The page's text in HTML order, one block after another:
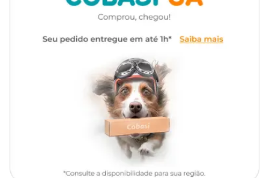
comprimidos
Tipo de Pet Cachorros, Gatos
Echinococcus granulosus, Echinococcus multilocularis,
Taenia multiceps, Taenia hydatigena, Taenia pisiformis,
Spirometra mansonoides, Mesocestoides spp.
Consulte o médico-veterinário de sua confiança para entender qual
tipo de verme está incomodando o seu pet e para receber
orientações completas sobre a utilização do
Como usar o Vetmax Plus?
A embalagem prática do vermífugo vem com quatro
comprimidos, cada um com 700 mg. Segundo a
Vetmax Plus Comprimido, ele deve ser administrado em dose